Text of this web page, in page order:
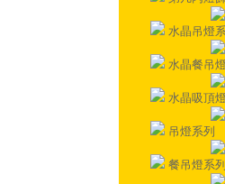
水晶吊燈
水晶餐吊
水晶吸頂
吊燈系列
餐吊燈系列